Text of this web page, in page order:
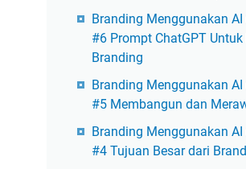
Branding Menggunakan AI
#6 Prompt ChatGPT Untuk
Branding
Branding Menggunakan AI
#5 Membangun dan
Branding Menggunakan AI
#4 Tujuan Besar dari